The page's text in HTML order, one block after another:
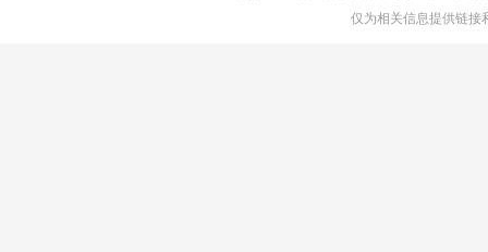
仅为相关信息提供链接